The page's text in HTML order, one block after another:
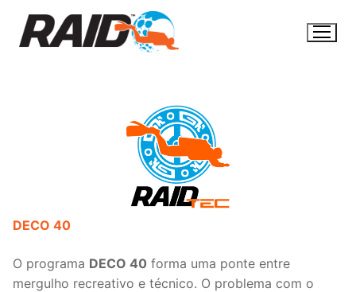
para
DECO 40
O programa DECO 40 forma uma ponte entre
mergulho recreativo e técnico. O problema com o